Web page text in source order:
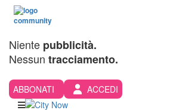
Niente pubblicità.
Nessun tracciamento.
ABBONATI ACCEDI